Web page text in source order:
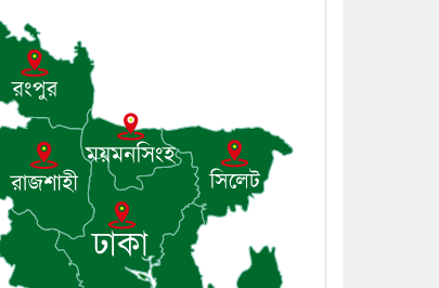
৭। দাউদকান্দিতে মুচি সম্প্রদায়ের
খোঁজখবর নিলেন ড. খন্দকার মারুফ
হোসেন
৮। মেঘনায় আইন-শৃঙ্খলা কমিটির
মাসিক সভা অনুষ্ঠিত
৯। জাতীয় নেতা ড. খন্দকার মোশাররফ
হোসেনের মূল্যায়ন কোথায় এবং একটি
বিশ্লেষণ